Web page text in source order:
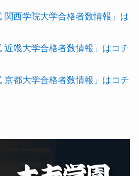
関西学院大学合格者数情報」は
近畿大学合格者数情報」はコチ
京都大学合格者数情報」はコチ